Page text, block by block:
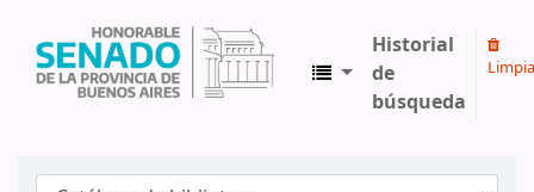
Historial
de
búsqueda